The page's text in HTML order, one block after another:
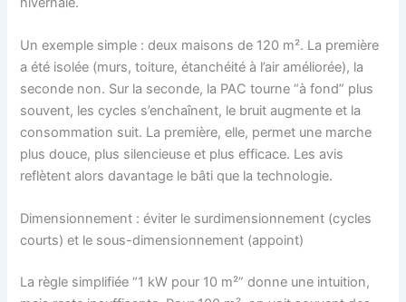
Un exemple simple : deux maisons de 120 m². La première
a été isolée (murs, toiture, étanchéité à l’air améliorée), la
seconde non. Sur la seconde, la PAC tourne “à fond” plus
souvent, les cycles s’enchaînent, le bruit augmente et la
consommation suit. La première, elle, permet une marche
plus douce, plus silencieuse et plus efficace. Les avis
reflètent alors davantage le bâti que la technologie.
Dimensionnement : éviter le surdimensionnement (cycles
courts) et le sous-dimensionnement (appoint)
La règle simplifiée “1 kW pour 10 m²” donne une intuition,